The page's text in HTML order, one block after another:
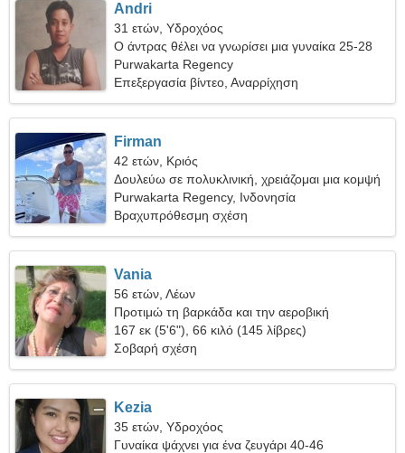
Andri
31 ετών, Υδροχόος
Ο άντρας θέλει να γνωρίσει μια γυναίκα 25-28
Purwakarta Regency
Επεξεργασία βίντεο, Αναρρίχηση
Firman
42 ετών, Κριός
Δουλεύω σε πολυκλινική, χρειάζομαι μια κομψή
γυναίκα
Purwakarta Regency, Ινδονησία
Βραχυπρόθεσμη σχέση
Vania
56 ετών, Λέων
Προτιμώ τη βαρκάδα και την αεροβική
167 εκ (5'6"), 66 κιλό (145 λίβρες)
Σοβαρή σχέση
Kezia
35 ετών, Υδροχόος
Γυναίκα ψάχνει για ένα ζευγάρι 40-46